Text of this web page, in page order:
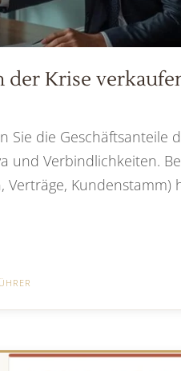
der Krise
Sie die Geschäftsanteile
und Verbindlichkeiten.
Kundenstamm)